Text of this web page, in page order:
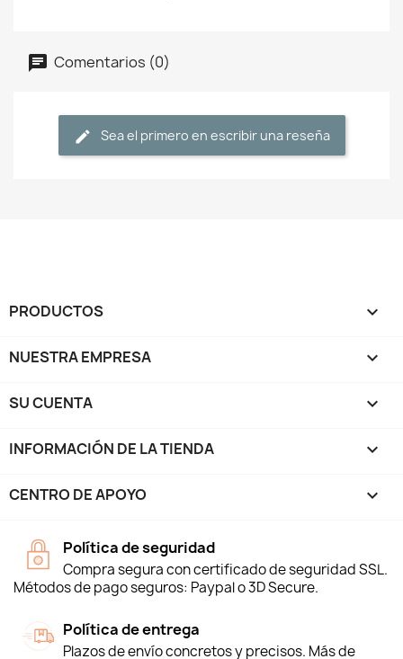
Comentarios (0)
Sea el primero en escribir una reseña
PRODUCTOS 
NUESTRA EMPRESA 
SU CUENTA 
INFORMACIÓN DE LA TIENDA keyboard_arrow_down
CENTRO DE APOYO 
Política de seguridad
Compra segura con certificado de seguridad SSL.
Métodos de pago seguros: Paypal o 3D Secure.
Política de entrega
Plazos de envío concretos y precisos. Más de